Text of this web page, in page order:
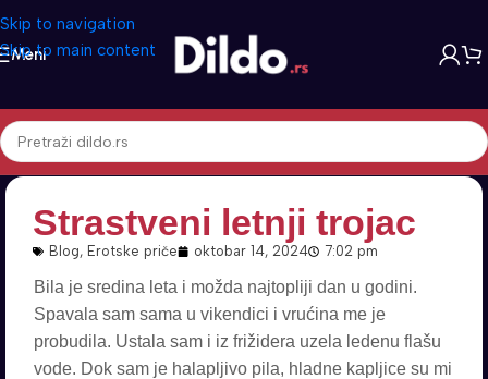
Skip to navigation
Skip to main content
Meni
Strastveni letnji trojac
Blog, Erotske priče oktobar 14, 2024 7:02 pm
Bila je sredina leta i možda najtopliji dan u godini.
Spavala sam sama u vikendici i vrućina me je
probudila. Ustala sam i iz frižidera uzela ledenu flašu
vode. Dok sam je halapljivo pila, hladne kapljice su mi